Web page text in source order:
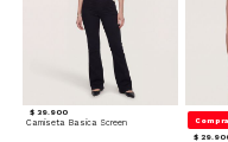
$ 39.900
Camiseta Basica Screen
$